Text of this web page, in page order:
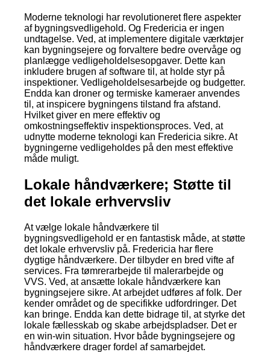
Moderne teknologi har revolutioneret flere aspekter
af bygningsvedligehold. Og Fredericia er ingen
undtagelse. Ved, at implementere digitale værktøjer
kan bygningsejere og forvaltere bedre overvåge og
planlægge vedligeholdelsesopgaver. Dette kan
inkludere brugen af software til, at holde styr på
inspektioner. Vedligeholdelsesarbejde og budgetter.
Endda kan droner og termiske kameraer anvendes
til, at inspicere bygningens tilstand fra afstand.
Hvilket giver en mere effektiv og
omkostningseffektiv inspektionsproces. Ved, at
udnytte moderne teknologi kan Fredericia sikre. At
bygningerne vedligeholdes på den mest effektive
måde muligt.
Lokale håndværkere; Støtte til
det lokale erhvervsliv
At vælge lokale håndværkere til
bygningsvedligehold er en fantastisk måde, at støtte
det lokale erhvervsliv på. Fredericia har flere
dygtige håndværkere. Der tilbyder en bred vifte af
services. Fra tømrerarbejde til malerarbejde og
VVS. Ved, at ansætte lokale håndværkere kan
bygningsejere sikre. At arbejdet udføres af folk. Der
kender området og de specifikke udfordringer. Det
kan bringe. Endda kan dette bidrage til, at styrke det
lokale fællesskab og skabe arbejdspladser. Det er
en win-win situation. Hvor både bygningsejere og
håndværkere drager fordel af samarbejdet.